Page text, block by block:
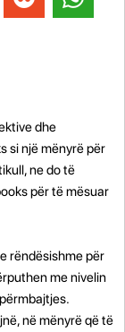
dhe
si një mënyrë për
ne do të
për të mësuar
rëndësishme për
me nivelin
në mënyrë që të